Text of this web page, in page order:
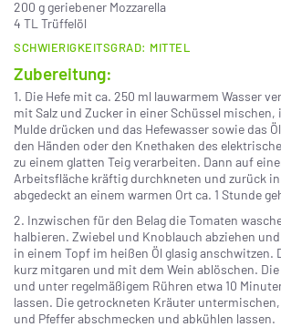
200 g geriebener Mozzarella
4 TL Trüffelöl
SCHWIERIGKEITSGRAD: MITTEL
Zubereitung:
1. Die Hefe mit ca. 250 ml lauwarmem Wasser
mit Salz und Zucker in einer Schüssel mischen,
Mulde drücken und das Hefewasser sowie das
den Händen oder den Knethaken des
zu einem glatten Teig verarbeiten. Dann auf
Arbeitsfläche kräftig durchkneten und zurück in
abgedeckt an einem warmen Ort ca. 1 Stunde
2. Inzwischen für den Belag die Tomaten
halbieren. Zwiebel und Knoblauch abziehen
in einem Topf im heißen Öl glasig anschwitzen.
kurz mitgaren und mit dem Wein ablöschen.
und unter regelmäßigem Rühren etwa 10
lassen. Die getrockneten Kräuter
und Pfeffer abschmecken und abkühlen lassen.